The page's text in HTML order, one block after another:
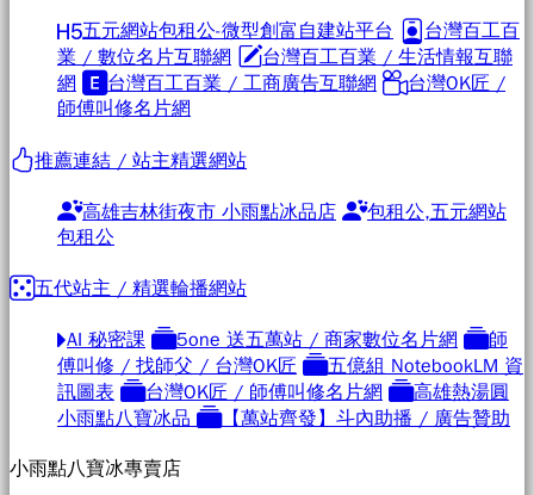
五元網站包租公-微型創富自建站平台
台灣百工百
業 / 數位名片互聯網
台灣百工百業 / 生活情報互聯
網
台灣百工百業 / 工商廣告互聯網
台灣OK匠 /
師傅叫修名片網
推薦連結 / 站主精選網站
高雄吉林街夜市 小雨點冰品店
包租公,五元網站
包租公
五代站主 / 精選輪播網站
AI 秘密課 5one 送五萬站 / 商家數位名片網
師
傅叫修 / 找師父 / 台灣OK匠
五億組 NotebookLM 資
訊圖表
台灣OK匠 / 師傅叫修名片網
高雄熱湯圓
小雨點八寶冰品
【萬站齊發】斗內助播 / 廣告贊助
小雨點八寶冰專賣店